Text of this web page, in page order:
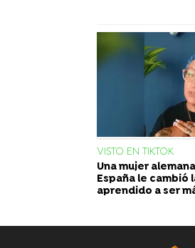
VISTO EN TIKTOK
Una mujer
España le cambió
aprendido a ser